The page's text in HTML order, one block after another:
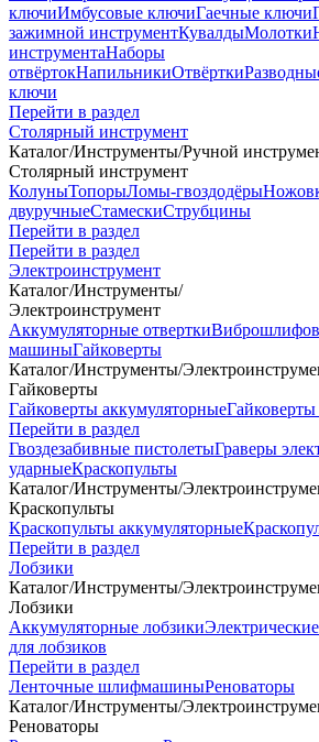
ключиИмбусовые ключиГаечные ключи
зажимной инструментКувалдыМолотки
инструментаНаборы
отвёртокНапильникиОтвёртки
ключи
Перейти в раздел
Столярный инструмент
Каталог/Инструменты/Ручной
Столярный инструмент
КолуныТопорыЛомы-гвоздодёры
двуручныеСтамескиСтрубцины
Перейти в раздел
Перейти в раздел
Электроинструмент
Каталог/Инструменты/
Электроинструмент
Аккумуляторные отвертки
машиныГайковерты
Каталог/Инструменты/
Гайковерты
Гайковерты аккумуляторныеГайковерты
Перейти в раздел
Гвоздезабивные пистолетыГраверы
ударныеКраскопульты
Каталог/Инструменты/
Краскопульты
Краскопульты аккумуляторные
Перейти в раздел
Лобзики
Каталог/Инструменты/
Лобзики
Аккумуляторные лобзики
для лобзиков
Перейти в раздел
Ленточные шлифмашиныРеноваторы
Каталог/Инструменты/
Реноваторы